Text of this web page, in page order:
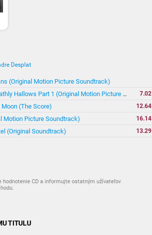
Desplat
(Original Motion Picture Soundtrack)
Harry Potter And The Deathly Hallows Part 1 (Original Motion Picture Soundtrack)
(The Score)
Motion Picture Soundtrack)
(Original Soundtrack)
hodnotenie CD a informujte ostatným užívateľov
TITULU